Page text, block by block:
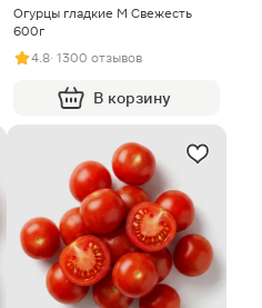
Огурцы гладкие M Свежесть
600г
4.8· 1300 отзывов
В корзину